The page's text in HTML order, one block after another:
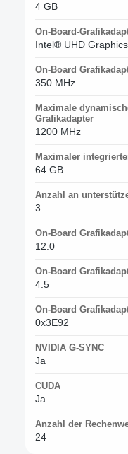
4 GB
On-Board-
Intel® UHD Graphics
On-Board
350 MHz
Maximale
Grafikadapter
1200 MHz
Maximaler
64 GB
Anzahl an
3
On-Board
12.0
On-Board
4.5
On-Board
0x3E92
NVIDIA G-SYNC
Ja
CUDA
Ja
Anzahl der
24